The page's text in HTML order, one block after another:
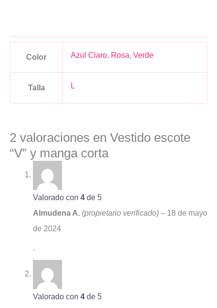
Color Azul Claro, Rosa, Verde
Talla L
2 valoraciones en Vestido escote
“V” y manga corta
Valorado con 4 de 5
Almudena A. (propietario verificado) – 18 de mayo
de 2024
.
Valorado con 4 de 5